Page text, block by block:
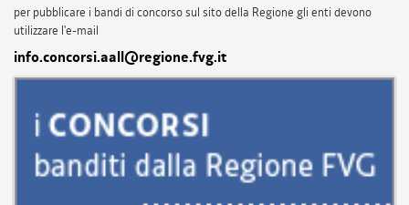
per pubblicare i bandi di concorso sul sito della Regione gli enti devono
utilizzare l'e-mail
info.concorsi.aall@regione.fvg.it